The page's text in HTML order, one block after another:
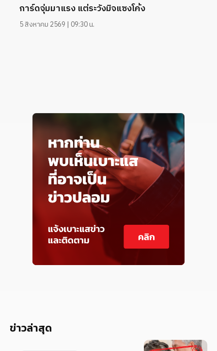
การ์ดจุ่มมาแรง แต่ระวังมิจแซงโค้ง
5 สิงหาคม 2569 | 09:30 น.
ข่าวล่าสุด